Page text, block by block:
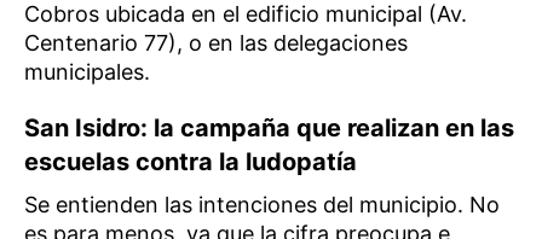
Cobros ubicada en el edificio municipal (Av.
Centenario 77), o en las delegaciones
municipales.
San Isidro: la campaña que realizan en las
escuelas contra la ludopatía
Se entienden las intenciones del municipio. No
es para menos, ya que la cifra preocupa e